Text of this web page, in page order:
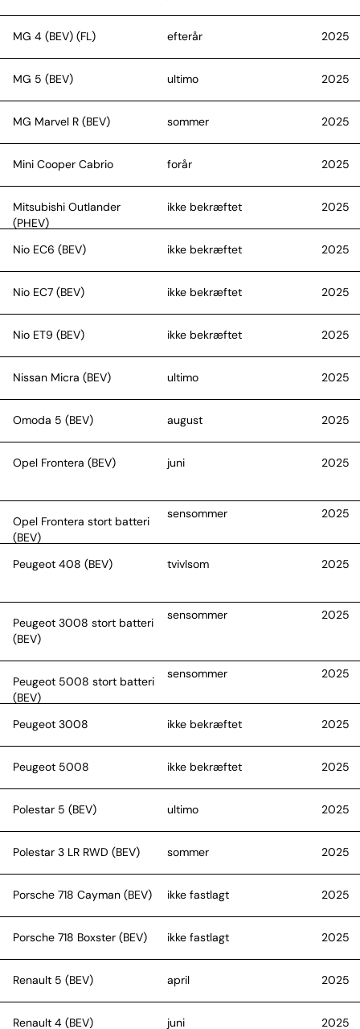
MG 4 (BEV) (FL) efterår 2025
MG 5 (BEV) ultimo 2025
MG Marvel R (BEV) sommer 2025
Mini Cooper Cabrio forår 2025
Mitsubishi Outlander
(PHEV)
ikke bekræftet 2025
Nio EC6 (BEV) ikke bekræftet 2025
Nio EC7 (BEV) ikke bekræftet 2025
Nio ET9 (BEV) ikke bekræftet 2025
Nissan Micra (BEV) ultimo 2025
Omoda 5 (BEV) august 2025
Opel Frontera (BEV) juni 2025
Opel Frontera stort batteri
(BEV)
sensommer 2025
Peugeot 408 (BEV) tvivlsom 2025
Peugeot 3008 stort batteri
(BEV)
sensommer 2025
Peugeot 5008 stort batteri
(BEV)
sensommer 2025
Peugeot 3008 ikke bekræftet 2025
Peugeot 5008 ikke bekræftet 2025
Polestar 5 (BEV) ultimo 2025
Polestar 3 LR RWD (BEV) sommer 2025
Porsche 718 Cayman (BEV) ikke fastlagt 2025
Porsche 718 Boxster (BEV) ikke fastlagt 2025
Renault 5 (BEV) april 2025
Renault 4 (BEV) juni 2025